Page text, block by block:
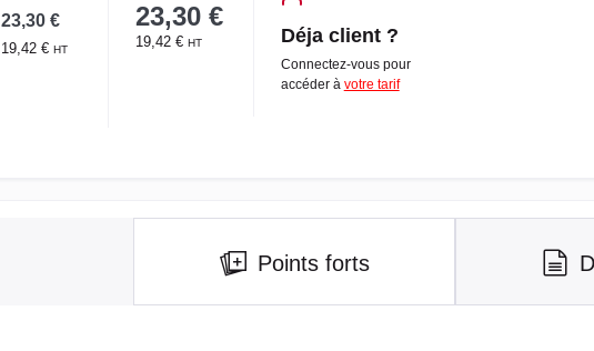
23,30 €
19,42 € HT
23,30 €
19,42 € HT Déja client ?
Connectez-vous pour
accéder à votre tarif
Points forts